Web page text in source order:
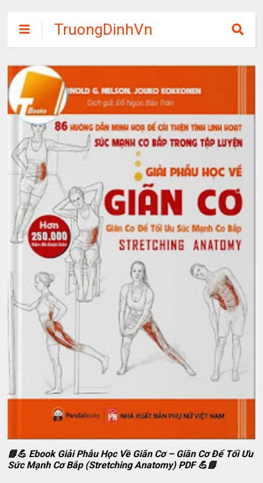
TruongDinhVn
Chia sẽ ebook,
các khóa học,
phần mềm học
tập miễn phí
📘💪 Ebook Giải Phẫu Học Về Giãn Cơ – Giãn Cơ Để Tối Ưu
Sức Mạnh Cơ Bắp (Stretching Anatomy) PDF 💪📘